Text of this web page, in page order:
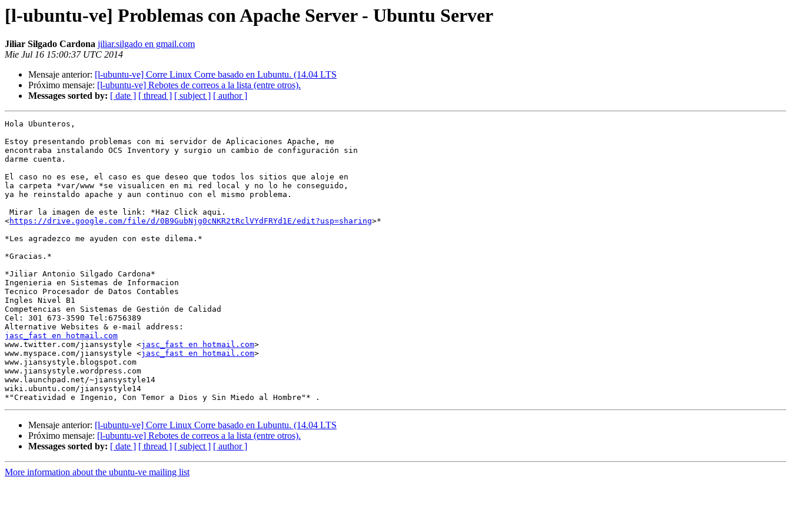
[l-ubuntu-ve] Problemas con Apache Server - Ubuntu Server
Jiliar Silgado Cardona jiliar.silgado en gmail.com
Mie Jul 16 15:00:37 UTC 2014
Mensaje anterior: [l-ubuntu-ve] Corre Linux Corre basado en Lubuntu. (14.04 LTS
Próximo mensaje: [l-ubuntu-ve] Rebotes de correos a la lista (entre otros).
Messages sorted by: [ date ] [ thread ] [ subject ] [ author ]
Hola Ubunteros,
Estoy presentando problemas con mi servidor de Aplicaciones Apache, me
encontraba instalando OCS Inventory y surgio un cambio de configuración sin
darme cuenta.
El caso no es ese, el caso es que deseo que todos los sitios que aloje en
la carpeta *var/www *se visualicen en mi red local y no lo he conseguido,
ya he reinstaldo apache y aun continuo con el mismo problema.
<https://drive.google.com/file/d/0B9GubNjg0cNKR2tRclVYdFRYd1E/edit?usp=sharing>*
*Les agradezco me ayuden con este dilema.*
*Gracias.*
*Jiliar Antonio Silgado Cardona*
Ingenieria en Sistemas de Informacion
Tecnico Procesador de Datos Contables
Ingles Nivel B1
Competencias en Sistemas de Gestión de Calidad
Cel: 301 673-3590 Tel:6756389
jasc_fast en hotmail.com
www.twitter.com/jiansystyle <jasc_fast en hotmail.com>
www.myspace.com/jiansystyle <jasc_fast en hotmail.com>
www.jiansystyle.blogspot.com
www.jiansystyle.wordpress.com
www.launchpad.net/~jiansystyle14
wiki.ubuntu.com/jiansystyle14
Mensaje anterior: [l-ubuntu-ve] Corre Linux Corre basado en Lubuntu. (14.04 LTS
Próximo mensaje: [l-ubuntu-ve] Rebotes de correos a la lista (entre otros).
Messages sorted by: [ date ] [ thread ] [ subject ] [ author ]
More information about the ubuntu-ve mailing list